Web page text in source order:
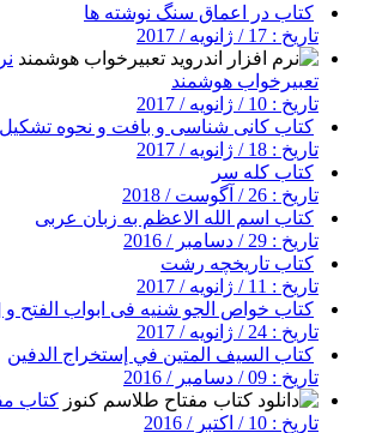
کتاب در اعماق سنگ نوشته ها
تاریخ : 17 / ژانویه / 2017
تعبیرخواب هوشمند
تاریخ : 10 / ژانویه / 2017
کتاب کانی شناسی و بافت و نحوه
تاریخ : 18 / ژانویه / 2017
کتاب کله سر
تاریخ : 26 / آگوست / 2018
کتاب اسم الله الاعظم به زبان عربی
تاریخ : 29 / دسامبر / 2016
کتاب تاریخچه رشت
تاریخ : 11 / ژانویه / 2017
کتاب خواص الجو شنیه فی ابواب الفتح و
تاریخ : 24 / ژانویه / 2017
کتاب السيف المتين في إستخراج الدفين
تاریخ : 09 / دسامبر / 2016
کتاب
تاریخ : 10 / اکتبر / 2016